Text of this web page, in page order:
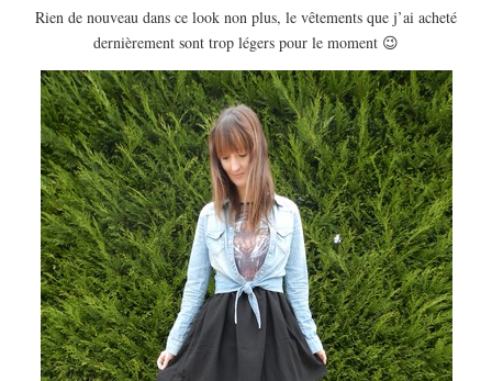
Rien de nouveau dans ce look non plus, le vêtements que j’ai acheté
dernièrement sont trop légers pour le moment 😉